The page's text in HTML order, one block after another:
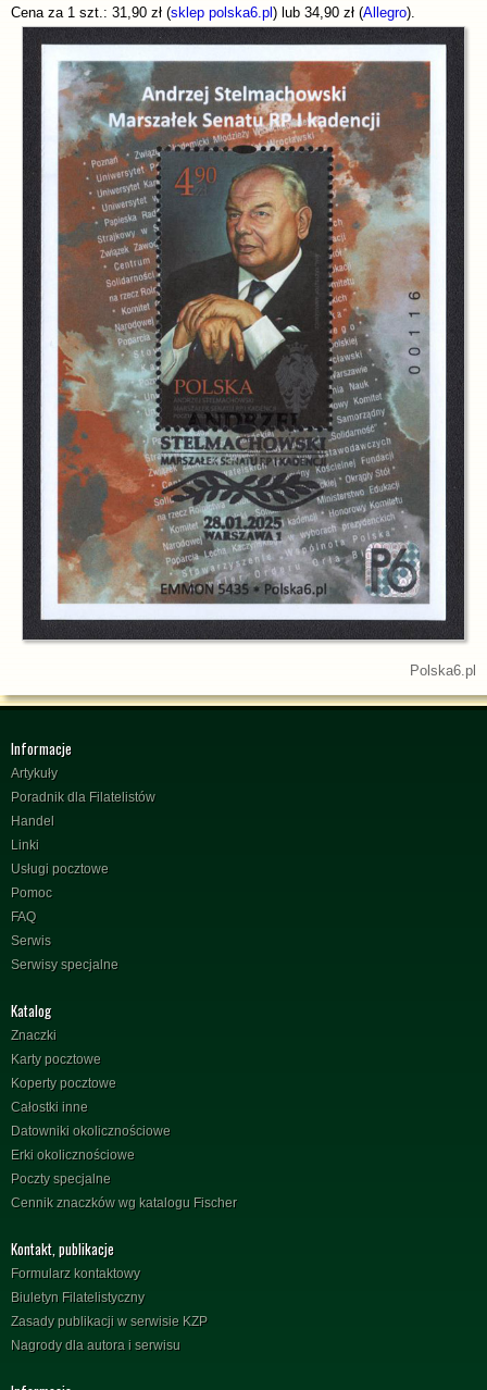
Cena za 1 szt.: 31,90 zł (sklep polska6.pl ) lub 34,90 zł (Allegro).
Polska6.pl
Informacje
Artykuły
Poradnik dla Filatelistów
Handel
Linki
Usługi pocztowe
Pomoc
FAQ
Serwis
Serwisy specjalne
Katalog
Znaczki
Karty pocztowe
Koperty pocztowe
Całostki inne
Datowniki okolicznościowe
Erki okolicznościowe
Poczty specjalne
Cennik znaczków wg katalogu Fischer
Kontakt, publikacje
Formularz kontaktowy
Biuletyn Filatelistyczny
Zasady publikacji w serwisie KZP
Nagrody dla autora i serwisu